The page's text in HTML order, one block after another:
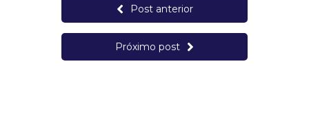
Post anterior
Próximo post